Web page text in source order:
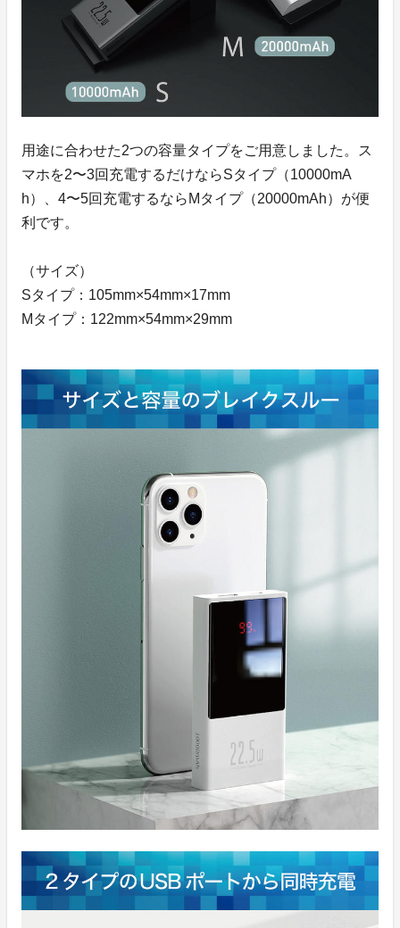
用途に合わせた2つの容量タイプをご用意しました。ス
マホを2〜3回充電するだけならSタイプ（10000mA
h）、4〜5回充電するならMタイプ（20000mAh）が便
利です。
（サイズ）
Sタイプ：105mm×54mm×17mm
Mタイプ：122mm×54mm×29mm